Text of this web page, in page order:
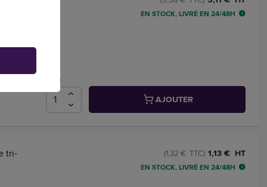
EN STOCK, LIVRÉ EN 24/48H
Qté
AJOUTER
tri-
1,13 € HT
(1,32 € TTC)
EN STOCK, LIVRÉ EN 24/48H